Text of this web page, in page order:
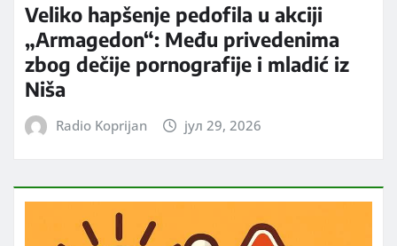
Veliko hapšenje pedofila u akciji
„Armagedon“: Među privedenima
zbog dečije pornografije i mladić iz
Niša
Radio Koprijan јул 29, 2026